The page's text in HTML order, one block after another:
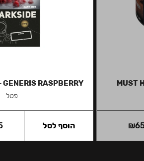
MUST
₪
RASPBERRY
פטל
הוסף לסל